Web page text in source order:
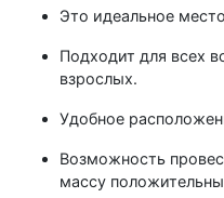
Это идеальное
Подходит для всех
взрослых.
Удобное
Возможность
массу